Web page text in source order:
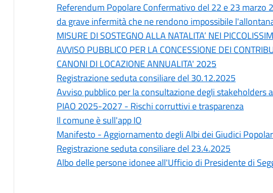
Referendum Popolare Confermativo del 22 e 23
da grave infermità che ne rendono impossibile
MISURE DI SOSTEGNO ALLA NATALITA’ NEI
AVVISO PUBBLICO PER LA CONCESSIONE DEI
CANONI DI LOCAZIONE ANNUALITA' 2025
Registrazione seduta consiliare del 30.12.2025
Avviso pubblico per la consultazione degli stakeholders
PIAO 2025-2027 - Rischi corruttivi e trasparenza
Il comune è sull'app IO
Manifesto - Aggiornamento degli Albi dei Giudici
Registrazione seduta consiliare del 23.4.2025
Albo delle persone idonee all'Ufficio di Presidente di